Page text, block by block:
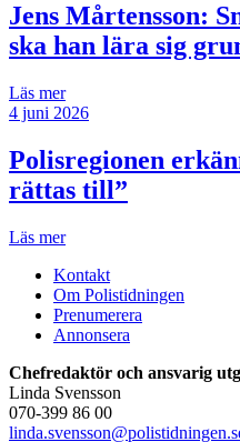
Jens Mårtensson:
ska han lära sig
Läs mer
4 juni 2026
Polisregionen
rättas till”
Läs mer
Kontakt
Om Polistidningen
Prenumerera
Annonsera
Chefredaktör och ansvarig
Linda Svensson
070-399 86 00